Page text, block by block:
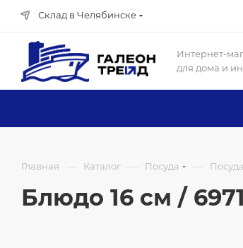
Склад в Челябинске
Интернет-
для дома и
Главная — Каталог — Посуда —
Блюдо 16 см /